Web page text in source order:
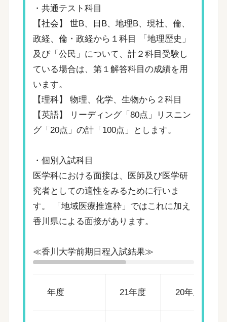
・共通テスト科目
【社会】 世B、日B、地理B、現社、倫、
政経、倫・政経から１科目 「地理歴史」
及び「公民」について、計２科目受験し
ている場合は、第１解答科目の成績を用
います。
【理科】 物理、化学、生物から２科目
【英語】 リーディング「80点」リスニン
グ「20点」の計「100点」とします。
・個別入試科目
医学科における面接は、医師及び医学研
究者としての適性をみるために行いま
す。 「地域医療推進枠」ではこれに加え
香川県による面接があります。
≪香川大学前期日程入試結果≫
年度 21年度 20年度